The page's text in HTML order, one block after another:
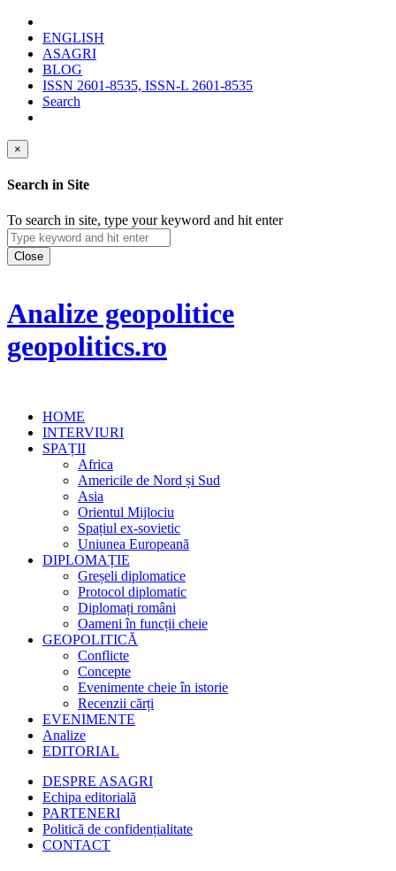
ENGLISH
ASAGRI
BLOG
ISSN 2601-8535, ISSN-L 2601-8535
Search
×
Search in Site
To search in site, type your keyword and hit enter
Close
Analize geopolitice
geopolitics.ro
HOME
INTERVIURI
SPAȚII
Africa
Americile de Nord și Sud
Asia
Orientul Mijlociu
Spațiul ex-sovietic
Uniunea Europeană
DIPLOMAȚIE
Greșeli diplomatice
Protocol diplomatic
Diplomați români
Oameni în funcții cheie
GEOPOLITICĂ
Conflicte
Concepte
Evenimente cheie în istorie
Recenzii cărți
EVENIMENTE
Analize
EDITORIAL
DESPRE ASAGRI
Echipa editorială
PARTENERI
Politică de confidențialitate
CONTACT